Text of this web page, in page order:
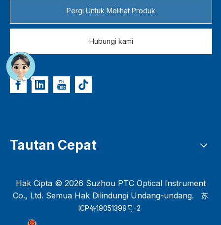
Pergi Untuk Melihat Produk
Hubungi kami
Tautan Cepat
Hak Cipta © 2026 Suzhou PTC Optical Instrument
Co., Ltd. Semua Hak Dilindungi Undang-undang. 苏
ICP备19051399号-2